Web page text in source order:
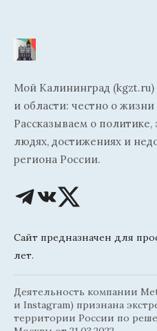
Мой Калининград
и области: честно о жизни
Рассказываем о
людях, достижениях и
региона России.
Сайт предназначен для
лет.
Деятельность компании
и Instagram) признана
территории России по